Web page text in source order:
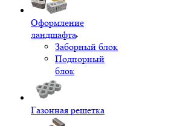
Оформление
ландшафта
Заборный блок
Подпорный
блок
Газонная решетка